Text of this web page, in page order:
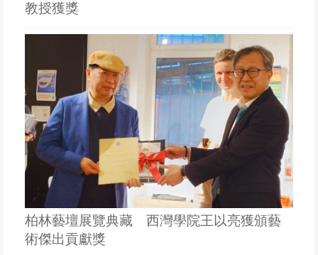
教授獲獎
柏林藝壇展覽典藏 西灣學院王以亮獲頒藝
術傑出貢獻獎